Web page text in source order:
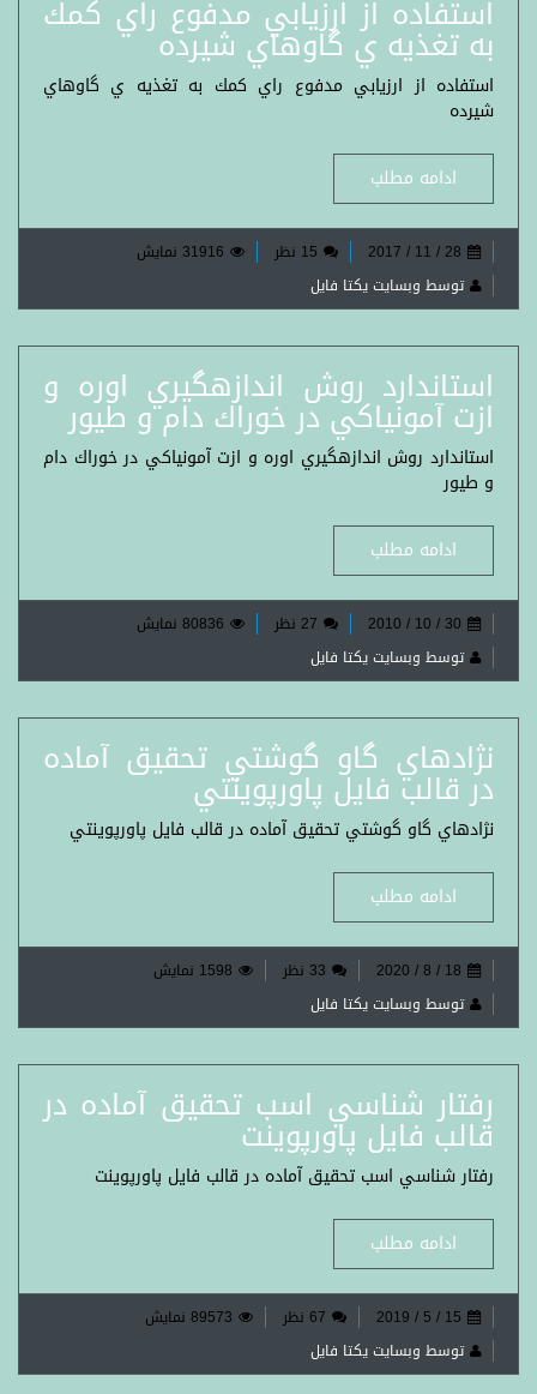
استفاده از ارزيابي مدفوع راي كمك
به تغذيه ي گاوهاي شيرده
استفاده از ارزيابي مدفوع راي كمك به تغذيه ي گاوهاي
شيرده
ادامه مطلب
28 / 11 / 2017 15 نظر
31916 نمایش
توسط وبسایت یکتا فایل
استاندارد روش اندازه‏گيري اوره و
ازت آمونياكي در خوراك دام و طيور
استاندارد روش اندازه‏گيري اوره و ازت آمونياكي در خوراك دام
و طيور
ادامه مطلب
30 / 10 / 2010 27 نظر
80836 نمایش
توسط وبسایت یکتا فایل
نژادهاي گاو گوشتي تحقيق آماده
در قالب فايل پاورپوينتي
نژادهاي گاو گوشتي تحقيق آماده در قالب فايل پاورپوينتي
ادامه مطلب
18 / 8 / 2020 33 نظر
1598 نمایش
توسط وبسایت یکتا فایل
رفتار شناسي اسب تحقيق آماده در
قالب فايل پاورپوينت
رفتار شناسي اسب تحقيق آماده در قالب فايل پاورپوينت
ادامه مطلب
15 / 5 / 2019 67 نظر
89573 نمایش
توسط وبسایت یکتا فایل